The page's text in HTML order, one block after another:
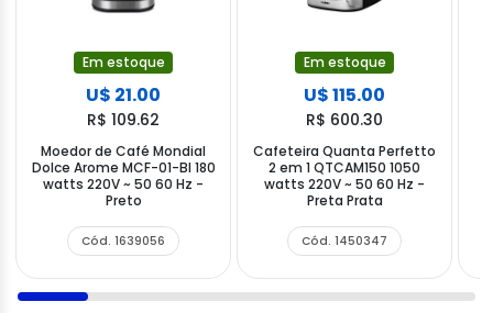
Em estoque
U$ 21.00
R$ 109.62
Moedor de Café Mondial
Dolce Arome MCF-01-BI 180
watts 220V ~ 50 60 Hz -
Preto
Cód. 1639056
Em estoque
U$ 115.00
R$ 600.30
Cafeteira Quanta Perfetto
2 em 1 QTCAM150 1050
watts 220V ~ 50 60 Hz -
Preta Prata
Cód. 1450347